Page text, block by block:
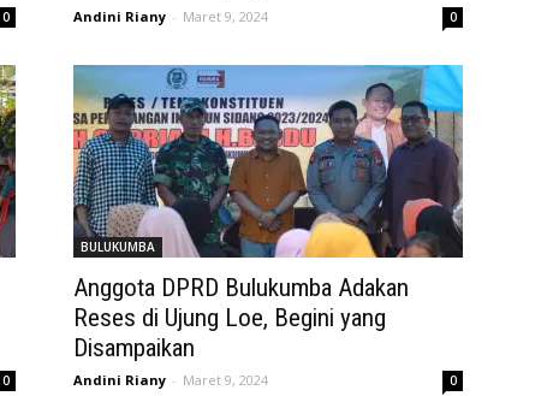
0 Andini Riany - Maret 9, 2024 0
0
BULUKUMBA
Anggota DPRD Bulukumba Adakan
Reses di Ujung Loe, Begini yang
Disampaikan
Andini Riany - Maret 9, 2024 0